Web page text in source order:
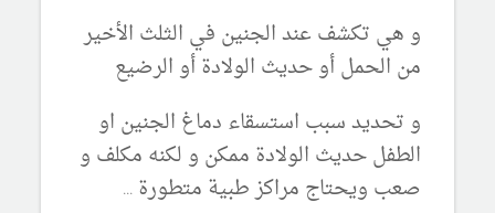
و هي تكشف عند الجنين في الثلث الأخير
من الحمل أو حديث الولادة أو الرضيع
و تحديد سبب استسقاء دماغ الجنين او
الطفل حديث الولادة ممكن و لكنه مكلف و
صعب ويحتاج مراكز طبية متطورة ...